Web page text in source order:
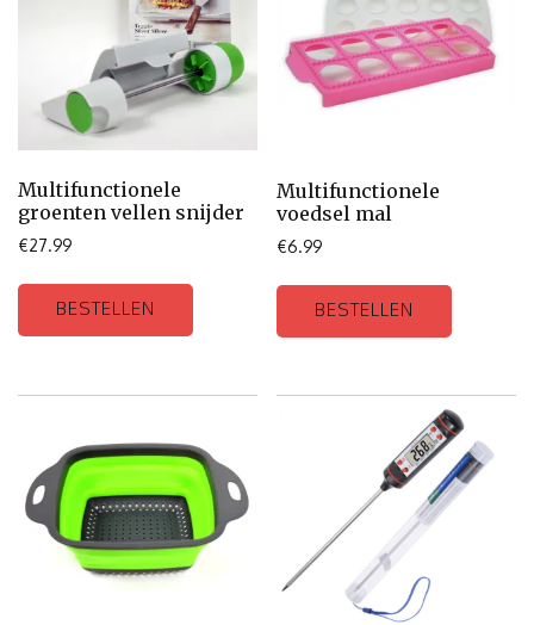
Multifunctionele
groenten vellen snijder
€27.99
BESTELLEN
Multifunctionele
voedsel mal
€6.99
BESTELLEN